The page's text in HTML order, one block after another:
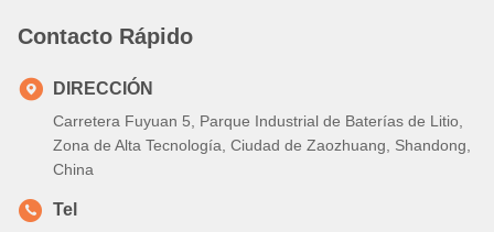
Contacto Rápido
DIRECCIÓN
Carretera Fuyuan 5, Parque Industrial de Baterías de Litio,
Zona de Alta Tecnología, Ciudad de Zaozhuang, Shandong,
China
Tel